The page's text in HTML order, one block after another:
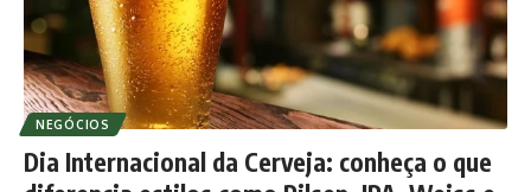
NEGÓCIOS
Dia Internacional da Cerveja: conheça o que